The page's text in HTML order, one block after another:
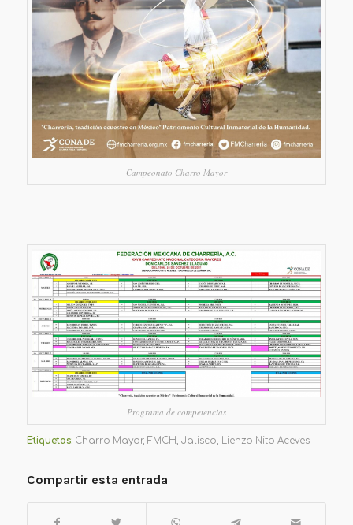
Campeonato Charro Mayor
Programa de competencias
Etiquetas: Charro Mayor, FMCH, Jalisco, Lienzo Nito Aceves
Compartir esta entrada